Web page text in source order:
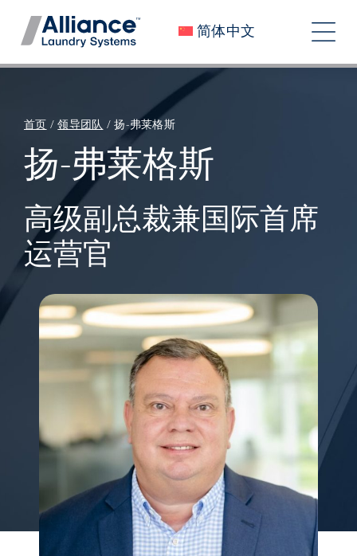
简体中文
切
加入我们
我们的影响
工作机会
新闻
联系我们
My Alliance
首页 /领导团队 /扬-弗莱格斯
扬-弗莱格斯
高级副总裁兼国际首席
运营官